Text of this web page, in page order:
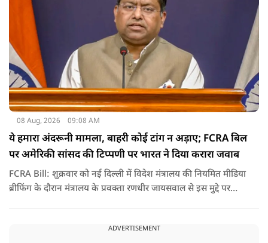
08 Aug, 2026 09:08 AM
ये हमारा अंदरूनी मामला, बाहरी कोई टांग न अड़ाए; FCRA बिल
पर अमेरिकी सांसद की टिप्पणी पर भारत ने दिया करारा जवाब
FCRA Bill: शुक्रवार को नई दिल्ली में विदेश मंत्रालय की नियमित मीडिया
ब्रीफिंग के दौरान मंत्रालय के प्रवक्ता रणधीर जायसवाल से इस मुद्दे पर
ADVERTISEMENT